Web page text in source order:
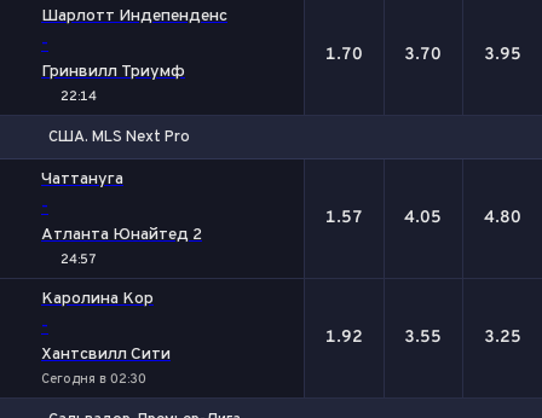
Шарлотт Индепенденс
-
Гринвилл Триумф
22:14
1.70 3.70 3.95
США. MLS Next Pro
Чаттануга
-
Атланта Юнайтед 2
24:57
1.57 4.05 4.80
Каролина Кор
-
Хантсвилл Сити
Сегодня в 02:30
1.92 3.55 3.25